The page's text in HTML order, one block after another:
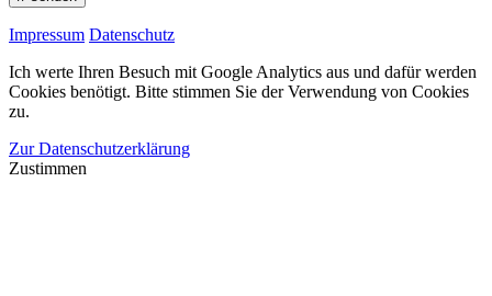
Impressum Datenschutz
Ich werte Ihren Besuch mit Google Analytics aus und dafür werden
Cookies benötigt. Bitte stimmen Sie der Verwendung von Cookies
zu.
Zur Datenschutzerklärung
Zustimmen